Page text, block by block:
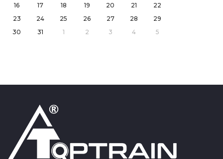
16
17 18 19 20 21
22
23
24 25 26 27 28
29
30
31 1 2 3 4 5